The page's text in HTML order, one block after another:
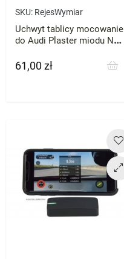
SKU: RejesWymiar
Uchwyt tablicy mocowanie
do Audi Plaster miodu NA
Cena
61,00 zł